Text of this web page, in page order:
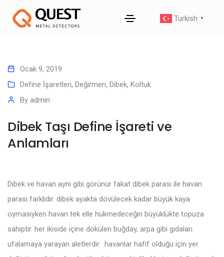
Turkish ▼
Ocak 9, 2019
Define İşaretleri, Değirmen, Dibek, Koltuk
By admin
Dibek Taşı Define İşareti ve
Anlamları
Dibek ve havan aynı gibi görünür fakat dibek parası ile havan
parası farklıdır. dibek ayakta dövülecek kadar büyük kaya
oymasıyken havan tek elle hükmedeceğin büyüklükte topuza
sahiptir. her ikiside içine dökülen buğday, arpa gibi gıdaları
ufalamaya yarayan aletlerdir. havanlar hafif olduğu için yer